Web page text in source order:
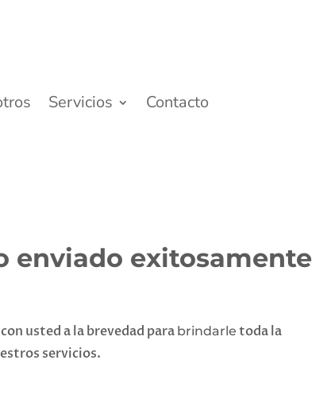
Servicios Contacto
enviado exitosamente
usted a la brevedad para brindarle toda la
servicios.